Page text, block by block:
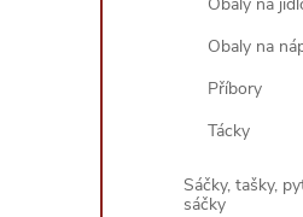
Obaly na
Příbory
Tácky
Sáčky, tašky,
sáčky